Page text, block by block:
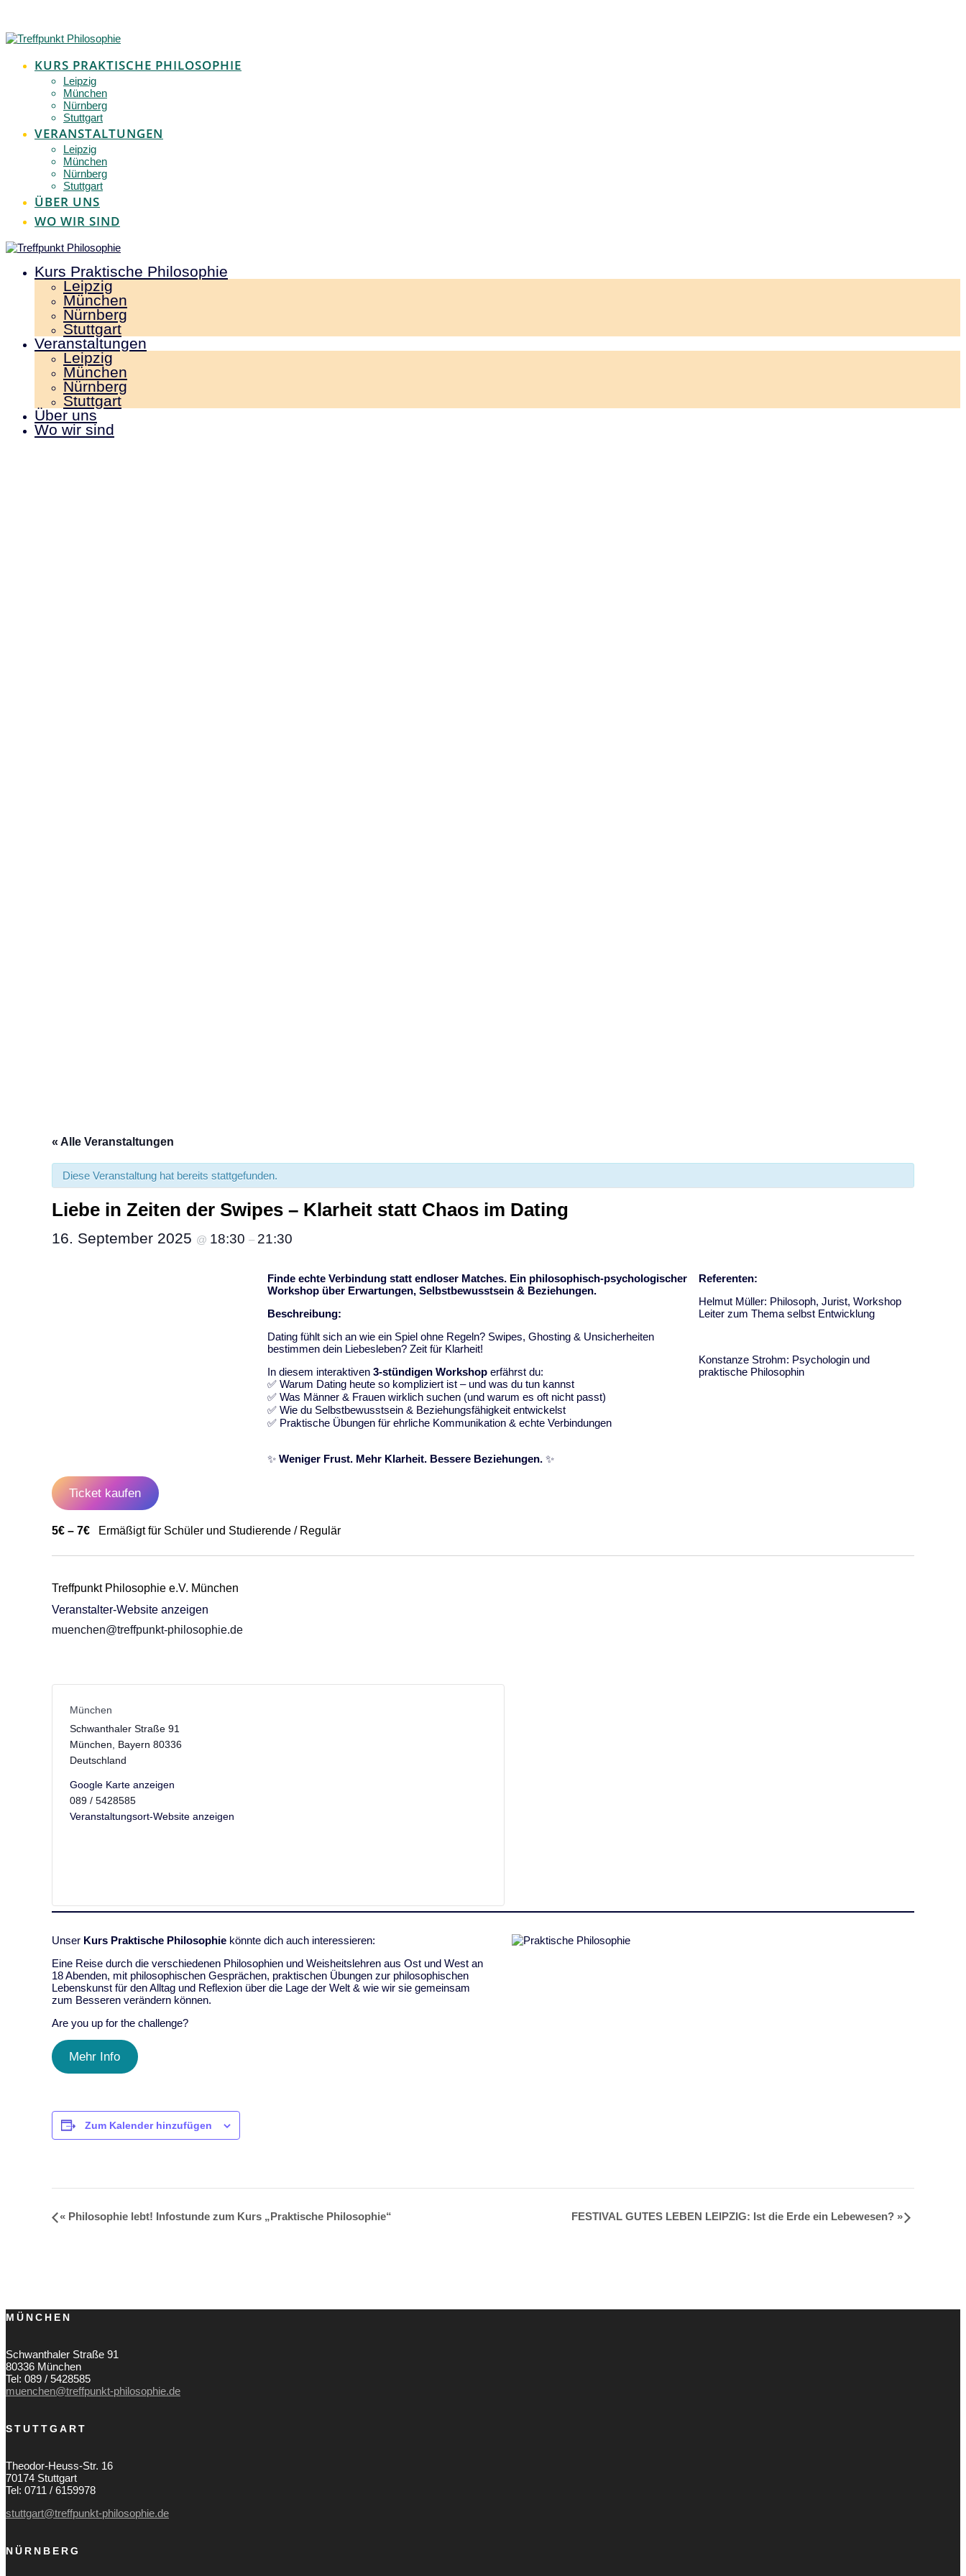
springen
KURS PRAKTISCHE PHILOSOPHIE
Leipzig
München
Nürnberg
Stuttgart
VERANSTALTUNGEN
Leipzig
München
Nürnberg
Stuttgart
ÜBER UNS
WO WIR SIND
Kurs Praktische Philosophie
Leipzig
München
Nürnberg
Stuttgart
Veranstaltungen
Leipzig
München
Nürnberg
Stuttgart
Über uns
Wo wir sind
« Alle Veranstaltungen
Diese Veranstaltung hat bereits stattgefunden.
Liebe in Zeiten der Swipes – Klarheit statt Chaos im Dating
16. September 2025 @ 18:30 – 21:30
Finde echte Verbindung statt endloser Matches. Ein philosophisch-psychologischer
Workshop über Erwartungen, Selbstbewusstsein & Beziehungen.
Beschreibung:
Dating fühlt sich an wie ein Spiel ohne Regeln? Swipes, Ghosting & Unsicherheiten
bestimmen dein Liebesleben? Zeit für Klarheit!
In diesem interaktiven 3-stündigen Workshop erfährst du:
✅ Warum Dating heute so kompliziert ist – und was du tun kannst
✅ Was Männer & Frauen wirklich suchen (und warum es oft nicht passt)
✅ Wie du Selbstbewusstsein & Beziehungsfähigkeit entwickelst
✅ Praktische Übungen für ehrliche Kommunikation & echte Verbindungen
✨ Weniger Frust. Mehr Klarheit. Bessere Beziehungen. ✨
Referenten:
Helmut Müller: Philosoph, Jurist, Workshop
Leiter zum Thema selbst Entwicklung
Konstanze Strohm: Psychologin und
praktische Philosophin
Ticket kaufen
5€ – 7€ Ermäßigt für Schüler und Studierende / Regulär
Treffpunkt Philosophie e.V. München
Veranstalter-Website anzeigen
muenchen@treffpunkt-philosophie.de
München
Schwanthaler Straße 91
München
Bayern 80336
Deutschland
Google Karte anzeigen
089 / 5428585
Veranstaltungsort-Website anzeigen
Unser Kurs Praktische Philosophie könnte dich auch interessieren:
Eine Reise durch die verschiedenen Philosophien und Weisheitslehren aus Ost und West an
18 Abenden, mit philosophischen Gesprächen, praktischen Übungen zur philosophischen
Lebenskunst für den Alltag und Reflexion über die Lage der Welt & wie wir sie gemeinsam
zum Besseren verändern können.
Are you up for the challenge?
Mehr Info
Zum Kalender hinzufügen
Veranstaltung-
« Philosophie lebt! Infostunde zum Kurs „Praktische Philosophie“ FESTIVAL GUTES LEBEN LEIPZIG: Ist die Erde ein Lebewesen? »
MÜNCHEN
Schwanthaler Straße 91
80336 München
Tel: 089 / 5428585
muenchen@treffpunkt-philosophie.de
STUTTGART
Theodor-Heuss-Str. 16
70174 Stuttgart
Tel: 0711 / 6159978
stuttgart@treffpunkt-philosophie.de
NÜRNBERG